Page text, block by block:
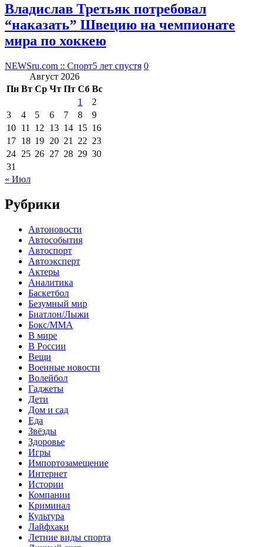
Владислав Третьяк потребовал
“наказать” Швецию на чемпионате
мира по хоккею
NEWSru.com :: Спорт5 лет спустя 0
Август 2026
Пн Вт Ср Чт Пт Сб Вс
1
2
3
4 5 6 7 8
9
10 11 12 13 14 15 16
17 18 19 20 21 22 23
24 25 26 27 28 29 30
31
« Июл
Рубрики
Автоновости
Автособытия
Автоспорт
Автоэксперт
Актеры
Аналитика
Баскетбол
Безумный мир
Биатлон/Лыжи
Бокс/MMA
В мире
В России
Вещи
Военные новости
Волейбол
Гаджеты
Дети
Дом и сад
Еда
Звёзды
Здоровье
Игры
Импортозамещение
Интернет
Истории
Компании
Криминал
Культура
Лайфхаки
Летние виды спорта